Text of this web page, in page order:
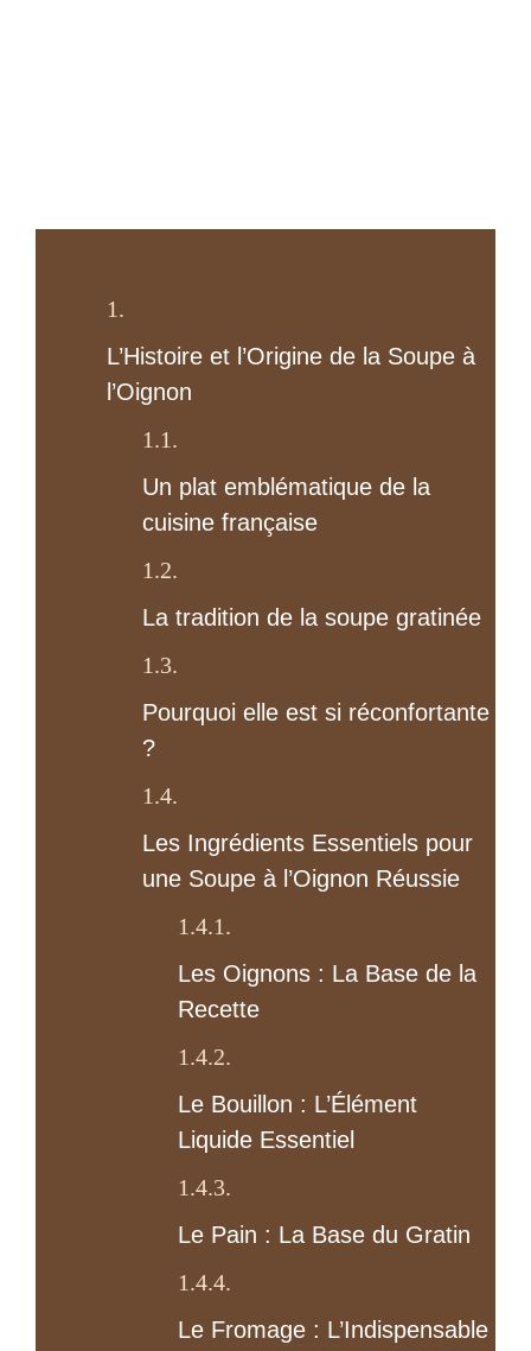
L’Histoire et l’Origine de la Soupe à
l’Oignon
Un plat emblématique de la
cuisine française
La tradition de la soupe gratinée
Pourquoi elle est si réconfortante
?
Les Ingrédients Essentiels pour
une Soupe à l’Oignon Réussie
Les Oignons : La Base de la
Recette
Le Bouillon : L’Élément
Liquide Essentiel
Le Pain : La Base du Gratin
Le Fromage : L’Indispensable